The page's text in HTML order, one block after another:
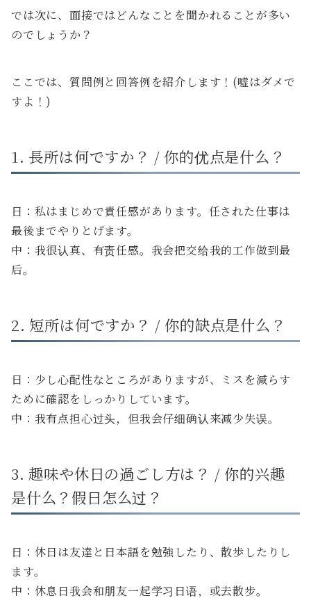
では次に、面接ではどんなことを聞かれることが多い
のでしょうか？
ここでは、質問例と回答例を紹介します！(嘘はダメで
すよ！)
1. 長所は何ですか？ / 你的优点是什么？
日：私はまじめで責任感があります。任された仕事は
最後までやりとげます。
中：我很认真、有责任感。我会把交给我的工作做到最
后。
2. 短所は何ですか？ / 你的缺点是什么？
日：少し心配性なところがありますが、ミスを減らす
ために確認をしっかりしています。
中：我有点担心过头，但我会仔细确认来减少失误。
3. 趣味や休日の過ごし方は？ / 你的兴趣
是什么？假日怎么过？
日：休日は友達と日本語を勉強したり、散歩したりし
ます。
中：休息日我会和朋友一起学习日语，或去散步。